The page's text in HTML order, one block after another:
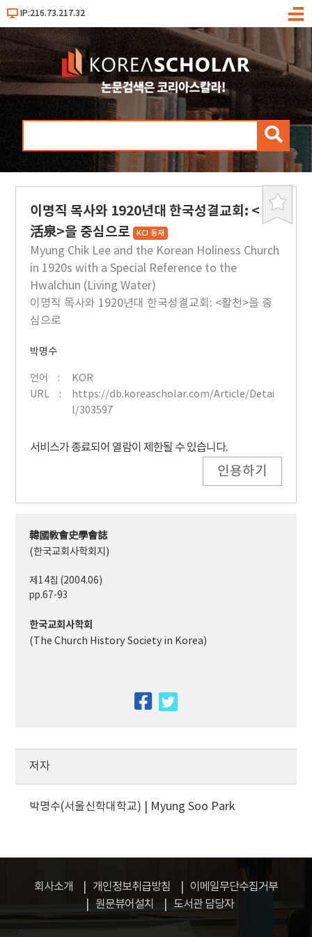
IP:216.73.217.32
메
검
북
이명직 목사와 1920년대 한국성결교회: <
活泉>을 중심으로 KCI 등재
Myung Chik Lee and the Korean Holiness Church
in 1920s with a Special Reference to the
Hwalchun (Living Water)
이명직 목사와 1920년대 한국성결교회: <활천>을 중
심으로
박명수
언어
KOR
URL
https://db.koreascholar.com/Article/Detai
l/303597
서비스가 종료되어 열람이 제한될 수 있습니다.
인용하기
韓國敎會史學會誌
(한국교회사학회지)
제14집 (2004.06)
pp.67-93
한국교회사학회
(The Church History Society in Korea)
facebook
저자
박명수(서울신학대학교) | Myung Soo Park
회사소개 개인정보취급방침
이메일무단수집거부
원문뷰어설치
도서관 담당자